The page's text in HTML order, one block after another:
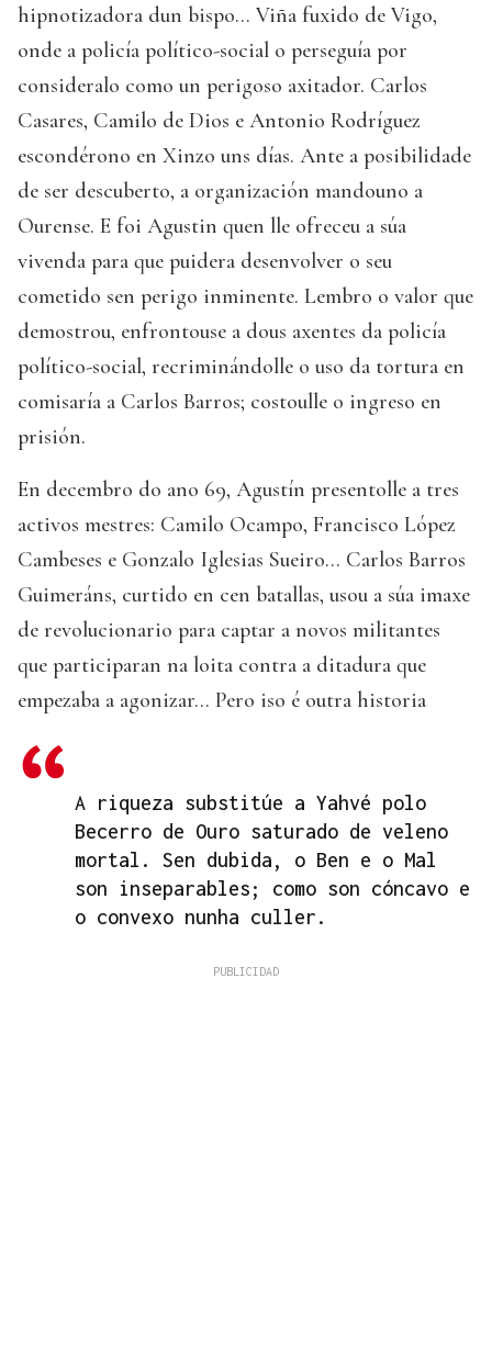
hipnotizadora dun bispo… Viña fuxido de Vigo,
onde a policía político-social o perseguía por
consideralo como un perigoso axitador. Carlos
Casares, Camilo de Dios e Antonio Rodríguez
escondérono en Xinzo uns días. Ante a posibilidade
de ser descuberto, a organización mandouno a
Ourense. E foi Agustin quen lle ofreceu a súa
vivenda para que puidera desenvolver o seu
cometido sen perigo inminente. Lembro o valor que
demostrou, enfrontouse a dous axentes da policía
político-social, recriminándolle o uso da tortura en
comisaría a Carlos Barros; costoulle o ingreso en
prisión.
En decembro do ano 69, Agustín presentolle a tres
activos mestres: Camilo Ocampo, Francisco López
Cambeses e Gonzalo Iglesias Sueiro… Carlos Barros
Guimeráns, curtido en cen batallas, usou a súa imaxe
de revolucionario para captar a novos militantes
que participaran na loita contra a ditadura que
empezaba a agonizar… Pero iso é outra historia
A riqueza substitúe a Yahvé polo
Becerro de Ouro saturado de veleno
mortal. Sen dubida, o Ben e o Mal
son inseparables; como son cóncavo e
o convexo nunha culler.